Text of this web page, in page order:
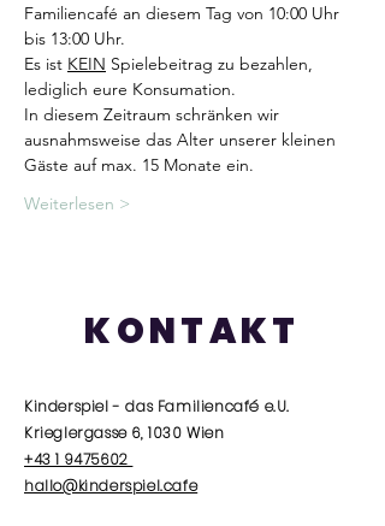
Familiencafé an diesem Tag von 10:00 Uhr
bis 13:00 Uhr.
Es ist KEIN Spielebeitrag zu bezahlen,
lediglich eure Konsumation.
In diesem Zeitraum schränken wir
ausnahmsweise das Alter unserer kleinen
Gäste auf max. 15 Monate ein.
Weiterlesen >
KONTAKT
Kinderspiel - das Familiencafé e.U.
Krieglergasse 6, 1030 Wien
+43 1 9475602
hallo@kinderspiel.cafe